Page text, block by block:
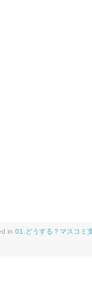
in 01.どうする？マスコミ